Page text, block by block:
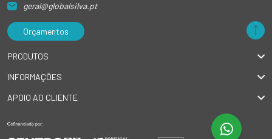
geral@globalsilva.pt
Orçamentos
PRODUTOS
INFORMAÇÕES
APOIO AO CLIENTE